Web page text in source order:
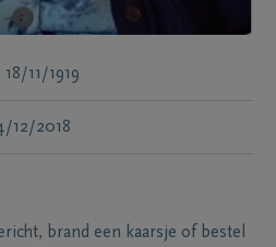
18/11/1919
12/2018
brand een kaarsje of bestel